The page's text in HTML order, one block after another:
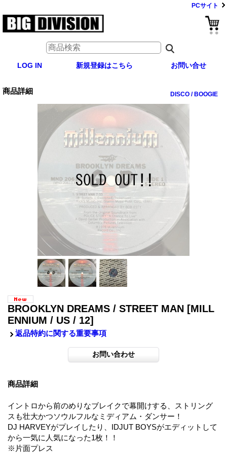
PCサイト
LOG IN 新規登録はこちら お問い合せ
商品詳細 DISCO / BOOGIE
BROOKLYN DREAMS / STREET MAN [MILL
ENNIUM / US / 12]
返品特約に関する重要事項
商品詳細
イントロから前のめりなブレイクで幕開けする、ストリング
スも壮大かつソウルフルなミディアム・ダンサー！
DJ HARVEYがプレイしたり、IDJUT BOYSがエディットして
から一気に人気になった1枚！！
※片面プレス